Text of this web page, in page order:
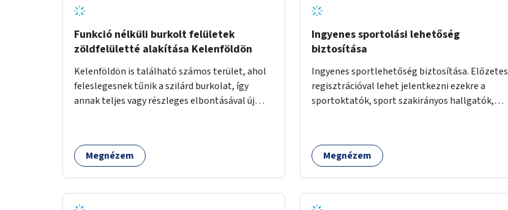
Funkció nélküli burkolt felületek
zöldfelületté alakítása Kelenföldön
Kelenföldön is található számos terület, ahol
feleslegesnek tűnik a szilárd burkolat, így
annak teljes vagy részleges elbontásával új
közötti, vagy a Fraknó utca 22/b és a Bártfai
utca közötti aszfaltos területek.
Megnézem
Ingyenes sportolási lehetőség
biztosítása
Ingyenes sportlehetőség biztosítása. Előzetes
regisztrációval lehet jelentkezni ezekre a
sportoktatók, sport szakirányos hallgatók,
Megnézem